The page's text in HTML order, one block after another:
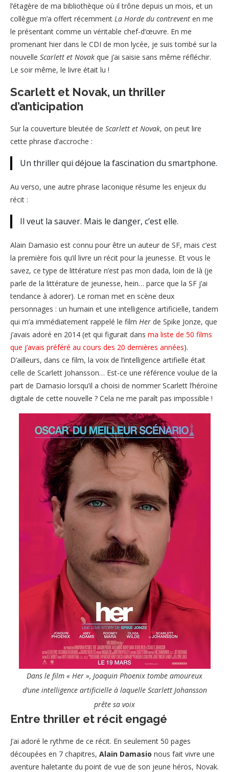
l’étagère de ma bibliothèque où il trône depuis un mois, et un
collègue m’a offert récemment La Horde du contrevent en me
le présentant comme un véritable chef-d’œuvre. En me
promenant hier dans le CDI de mon lycée, je suis tombé sur la
nouvelle Scarlett et Novak que j’ai saisie sans même réfléchir.
Le soir même, le livre était lu !
Scarlett et Novak, un thriller
d’anticipation
Sur la couverture bleutée de Scarlett et Novak, on peut lire
cette phrase d’accroche :
Un thriller qui déjoue la fascination du smartphone.
Au verso, une autre phrase laconique résume les enjeux du
récit :
Il veut la sauver. Mais le danger, c’est elle.
Alain Damasio est connu pour être un auteur de SF, mais c’est
la première fois qu’il livre un récit pour la jeunesse. Et vous le
savez, ce type de littérature n’est pas mon dada, loin de là (je
parle de la littérature de jeunesse, hein… parce que la SF j’ai
tendance à adorer). Le roman met en scène deux
personnages : un humain et une intelligence artificielle, tandem
qui m’a immédiatement rappelé le film Her de Spike Jonze, que
j’avais adoré en 2014 (et qui figurait dans ma liste de 50 films
que j’avais préféré au cours des 20 dernières années).
D’ailleurs, dans ce film, la voix de l’intelligence artifielle était
celle de Scarlett Johansson… Est-ce une référence voulue de la
part de Damasio lorsqu’il a choisi de nommer Scarlett l’héroïne
digitale de cette nouvelle ? Cela ne me paraît pas impossible !
Dans le film « Her », Joaquin Phoenix tombe amoureux
d’une intelligence artificielle à laquelle Scarlett Johansson
prête sa voix
Entre thriller et récit engagé
J’ai adoré le rythme de ce récit. En seulement 50 pages
découpées en 7 chapitres, Alain Damasio nous fait vivre une
aventure haletante du point de vue de son jeune héros, Novak.